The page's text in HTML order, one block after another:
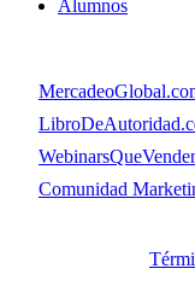
Alumnos
Comunidad